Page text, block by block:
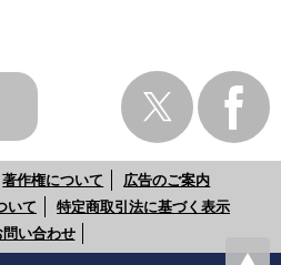
著作権について
広告のご案内
いて
特定商取引法に基づく表示
問い合わせ